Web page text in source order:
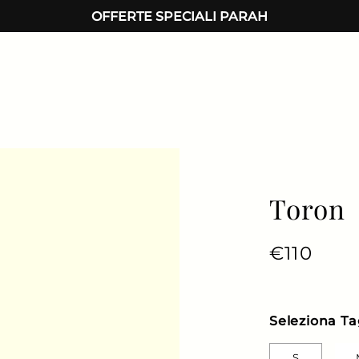
OFFERTE SPECIALI PARAH
Toron
Prezzo
€110
Seleziona